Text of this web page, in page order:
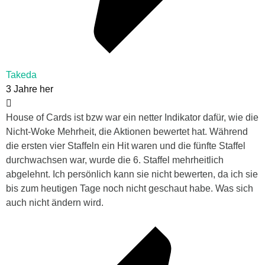
Takeda
3 Jahre her
House of Cards ist bzw war ein netter Indikator dafür, wie die
Nicht-Woke Mehrheit, die Aktionen bewertet hat. Während
die ersten vier Staffeln ein Hit waren und die fünfte Staffel
durchwachsen war, wurde die 6. Staffel mehrheitlich
abgelehnt. Ich persönlich kann sie nicht bewerten, da ich sie
bis zum heutigen Tage noch nicht geschaut habe. Was sich
auch nicht ändern wird.